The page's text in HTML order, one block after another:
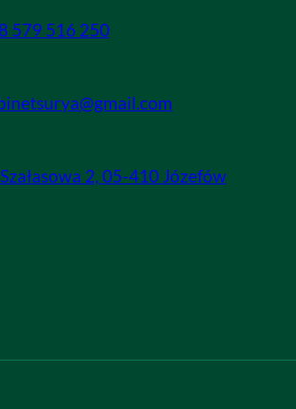
579 516 250
2, 05-410 Józefów